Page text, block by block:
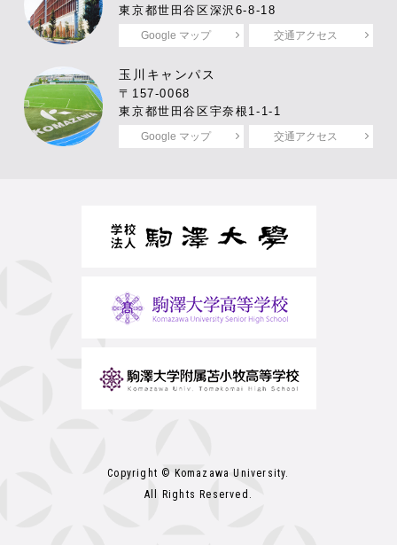
東京都世田谷区深沢6-8-18
Google マップ 交通アクセス
玉川キャンパス
〒157-0068
東京都世田谷区宇奈根1-1-1
Google マップ 交通アクセス
Copyright © Komazawa University.
All Rights Reserved.